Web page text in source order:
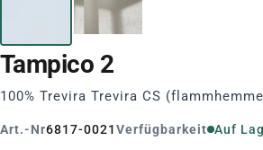
Tampico 2
100% Trevira Trevira CS
Art.-Nr6817-0021Verfügbarkeit Auf